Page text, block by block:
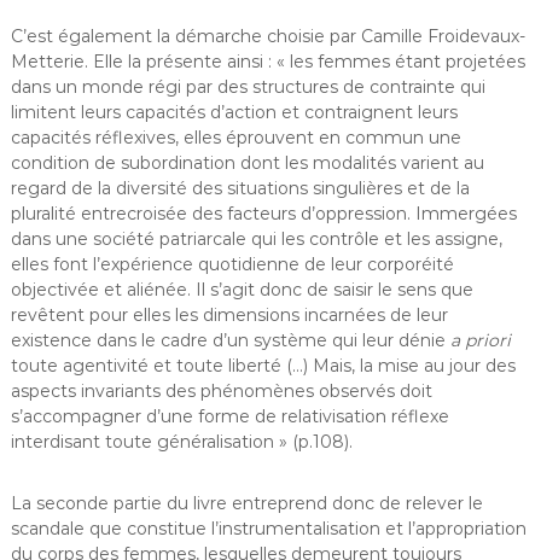
C’est également la démarche choisie par Camille Froidevaux-
Metterie. Elle la présente ainsi : « les femmes étant projetées
dans un monde régi par des structures de contrainte qui
limitent leurs capacités d’action et contraignent leurs
capacités réflexives, elles éprouvent en commun une
condition de subordination dont les modalités varient au
regard de la diversité des situations singulières et de la
pluralité entrecroisée des facteurs d’oppression. Immergées
dans une société patriarcale qui les contrôle et les assigne,
elles font l’expérience quotidienne de leur corporéité
objectivée et aliénée. Il s’agit donc de saisir le sens que
revêtent pour elles les dimensions incarnées de leur
existence dans le cadre d’un système qui leur dénie a priori
toute agentivité et toute liberté (…) Mais, la mise au jour des
aspects invariants des phénomènes observés doit
s’accompagner d’une forme de relativisation réflexe
interdisant toute généralisation » (p.108).
La seconde partie du livre entreprend donc de relever le
scandale que constitue l’instrumentalisation et l’appropriation
du corps des femmes, lesquelles demeurent toujours